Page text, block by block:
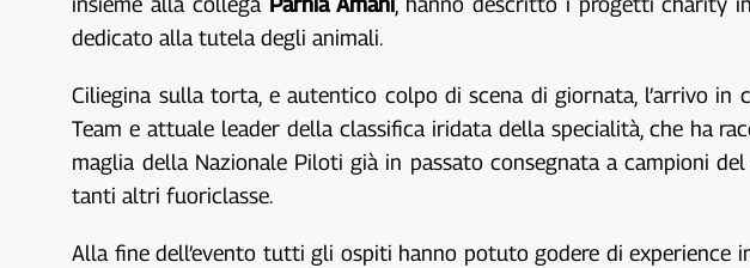
dedicato alla tutela degli animali.
Ciliegina sulla torta, e autentico colpo di scena di giornata, l’arrivo in
Team e attuale leader della classifica iridata della specialità, che ha
maglia della Nazionale Piloti già in passato consegnata a campioni
tanti altri fuoriclasse.
Alla fine dell’evento tutti gli ospiti hanno potuto godere di experience